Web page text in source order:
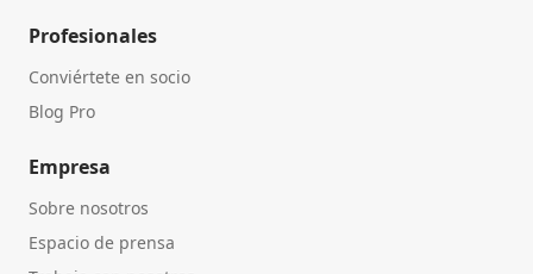
Profesionales
Conviértete en socio
Blog Pro
Empresa
Sobre nosotros
Espacio de prensa